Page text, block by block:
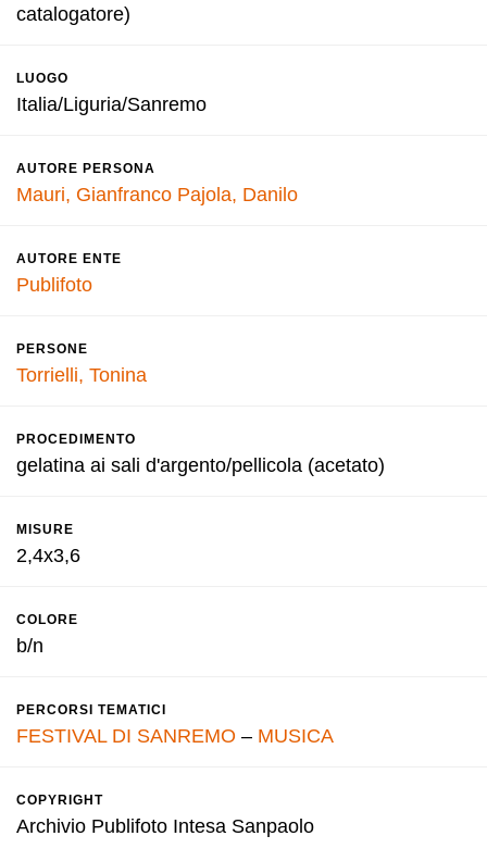
catalogatore)
LUOGO
Italia/Liguria/Sanremo
AUTORE PERSONA
Mauri, Gianfranco Pajola, Danilo
AUTORE ENTE
Publifoto
PERSONE
Torrielli, Tonina
PROCEDIMENTO
gelatina ai sali d'argento/pellicola (acetato)
MISURE
2,4x3,6
COLORE
b/n
PERCORSI TEMATICI
FESTIVAL DI SANREMO – MUSICA
COPYRIGHT
Archivio Publifoto Intesa Sanpaolo